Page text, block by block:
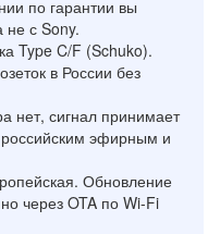
по гарантии вы
не с Sony.
Type C/F (Schuko).
в России без
нет, сигнал принимает
эфирным и
Обновление
через OTA по Wi-Fi